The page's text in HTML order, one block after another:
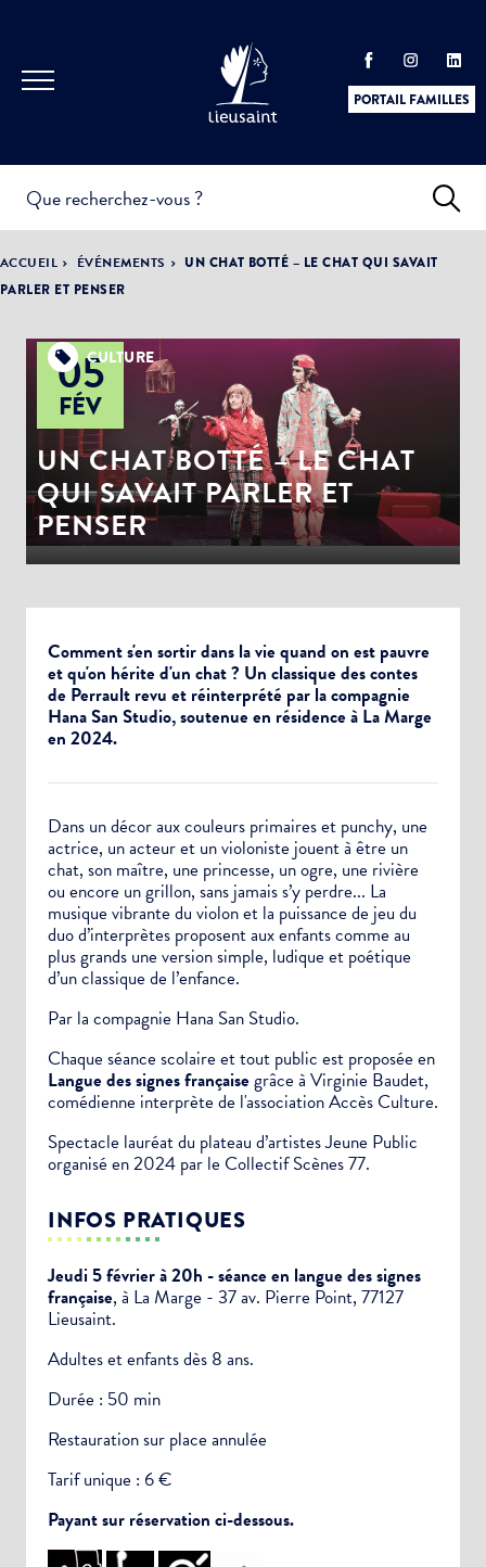
PORTAIL FAMILLES
PRATIQUES &
DÉMARCHES
ACTUALITÉS &
ÉVÈNEMENTS
LA VILLE
DÉMOCRATIE
PARTICIPATIVE
ACCUEIL ÉVÉNEMENTS
UN CHAT BOTTÉ – LE CHAT QUI SAVAIT
PARLER ET PENSER
CULTURE
05
FÉV
UN CHAT BOTTÉ – LE CHAT
QUI SAVAIT PARLER ET
PENSER
Comment s'en sortir dans la vie quand on est pauvre
et qu'on hérite d'un chat ? Un classique des contes
de Perrault revu et réinterprété par la compagnie
Hana San Studio, soutenue en résidence à La Marge
en 2024.
Dans un décor aux couleurs primaires et punchy, une
actrice, un acteur et un violoniste jouent à être un
chat, son maître, une princesse, un ogre, une rivière
ou encore un grillon, sans jamais s’y perdre... La
musique vibrante du violon et la puissance de jeu du
duo d’interprètes proposent aux enfants comme au
plus grands une version simple, ludique et poétique
d’un classique de l’enfance.
Par la compagnie Hana San Studio.
Chaque séance scolaire et tout public est proposée en
Langue des signes françaisegrâce à Virginie Baudet,
comédienne interprète de l'association Accès Culture.
Spectacle lauréat du plateau d’artistes Jeune Public
organisé en 2024 par le Collectif Scènes 77.
INFOS PRATIQUES
Jeudi 5 février à 20h - séance en langue des signes
française, à La Marge - 37 av. Pierre Point, 77127
Lieusaint.
Adultes et enfants dès 8 ans.
Durée : 50 min
Restauration sur place annulée
Tarif unique : 6 €
Payant sur réservation ci-dessous.